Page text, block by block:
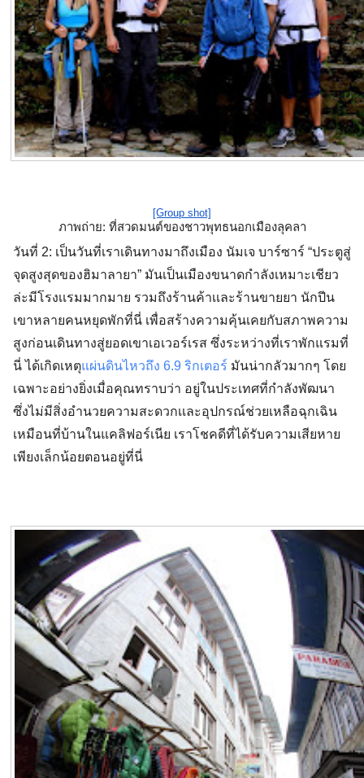
[Group shot]
ภาพถ่าย: ที่สวดมนต์ของชาวพุทธนอกเมืองลุคลา
วันที่ 2: เป็นวันที่เราเดินทางมาถึงเมือง นัมเจ บาร์ซาร์ “ประตูสู่
จุดสูงสุดของฮิมาลายา” มันเป็นเมืองขนาดกำลังเหมาะเชียว
ล่ะมีโรงเเรมมากมาย รวมถึงร้านค้าเเละร้านขายยา นักปีน
เขาหลายคนหยุดพักที่นี่ เพื่อสร้างความคุ้นเคยกับสภาพความ
สูงก่อนเดินทางสู่ยอดเขาเอเวอร์เรส ซึ่งระหว่างที่เราพักแรมที่
นี่ ได้เกิดเหตุแผ่นดินไหวถึง 6.9 ริกเตอร์ มันน่ากลัวมากๆ โดย
เฉพาะอย่างยิ่งเมื่อคุณทราบว่า อยู่ในประเทศที่กำลังพัฒนา
ซึ่งไม่มีสิ่งอำนวยความสะดวกเเละอุปกรณ์ช่วยเหลือฉุกเฉิน
เหมือนที่บ้านในแคลิฟอร์เนีย เราโชคดีที่ได้รับความเสียหาย
เพียงเล็กน้อยตอนอยู่ที่นี่